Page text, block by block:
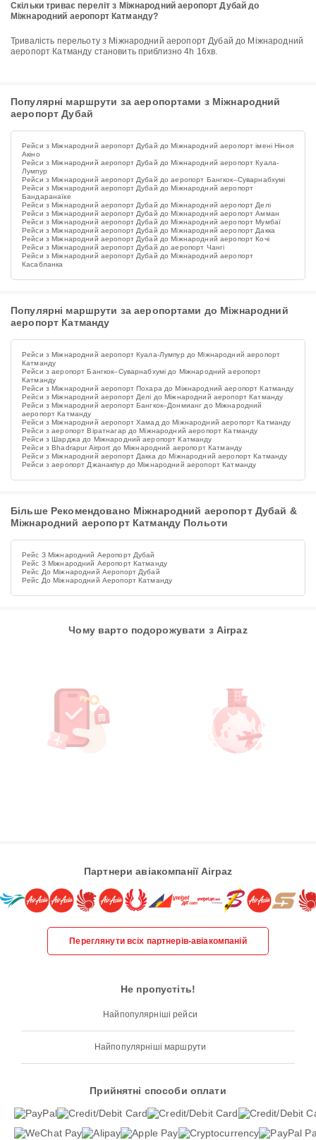
Скільки триває переліт з Міжнародний аеропорт Дубай до
Міжнародний аеропорт Катманду?
Тривалість перельоту з Міжнародний аеропорт Дубай до Міжнародний
аеропорт Катманду становить приблизно 4h 16хв.
Популярні маршрути за аеропортами з Міжнародний
аеропорт Дубай
Рейси з Міжнародний аеропорт Дубай до Міжнародний аеропорт імені Ніноя
Акіно
Рейси з Міжнародний аеропорт Дубай до Міжнародний аеропорт Куала-
Лумпур
Рейси з Міжнародний аеропорт Дубай до аеропорт Бангкок–Суварнабхумі
Рейси з Міжнародний аеропорт Дубай до Міжнародний аеропорт
Бандаранаїке
Рейси з Міжнародний аеропорт Дубай до Міжнародний аеропорт Делі
Рейси з Міжнародний аеропорт Дубай до Міжнародний аеропорт Амман
Рейси з Міжнародний аеропорт Дубай до Міжнародний аеропорт Мумбаї
Рейси з Міжнародний аеропорт Дубай до Міжнародний аеропорт Дакка
Рейси з Міжнародний аеропорт Дубай до Міжнародний аеропорт Кочі
Рейси з Міжнародний аеропорт Дубай до аеропорт Чангі
Рейси з Міжнародний аеропорт Дубай до Міжнародний аеропорт
Касабланка
Популярні маршрути за аеропортами до Міжнародний
аеропорт Катманду
Рейси з Міжнародний аеропорт Куала-Лумпур до Міжнародний аеропорт
Катманду
Рейси з аеропорт Бангкок–Суварнабхумі до Міжнародний аеропорт
Катманду
Рейси з Міжнародний аеропорт Похара до Міжнародний аеропорт Катманду
Рейси з Міжнародний аеропорт Делі до Міжнародний аеропорт Катманду
Рейси з Міжнародний аеропорт Бангкок–Донмианг до Міжнародний
аеропорт Катманду
Рейси з Міжнародний аеропорт Хамад до Міжнародний аеропорт Катманду
Рейси з аеропорт Віратнагар до Міжнародний аеропорт Катманду
Рейси з Шарджа до Міжнародний аеропорт Катманду
Рейси з Bhadrapur Airport до Міжнародний аеропорт Катманду
Рейси з Міжнародний аеропорт Дакка до Міжнародний аеропорт Катманду
Рейси з аеропорт Джанакпур до Міжнародний аеропорт Катманду
Більше Рекомендовано Міжнародний аеропорт Дубай &
Міжнародний аеропорт Катманду Польоти
Рейс З Міжнародний Аеропорт Дубай
Рейс З Міжнародний Аеропорт Катманду
Рейс До Міжнародний Аеропорт Дубай
Рейс До Міжнародний Аеропорт Катманду
Чому варто подорожувати з Airpaz
Партнери авіакомпанії Airpaz
Переглянути всіх партнерів-авіакомпаній
Не пропустіть!
Найпопулярніші рейси
Найпопулярніші маршрути
Прийнятні способи оплати